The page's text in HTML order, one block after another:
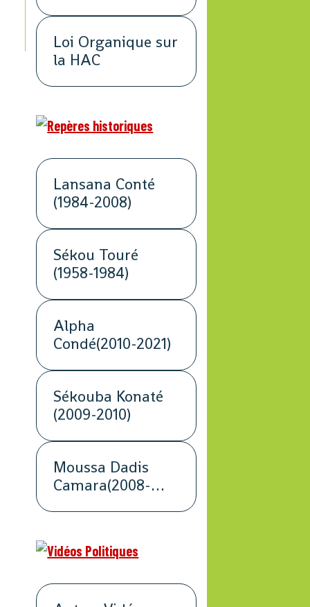
Loi Organique sur
la HAC
Lansana Conté
(1984-2008)
Sékou Touré
(1958-1984)
Alpha
Condé(2010-2021)
Sékouba Konaté
(2009-2010)
Moussa Dadis
Camara(2008-